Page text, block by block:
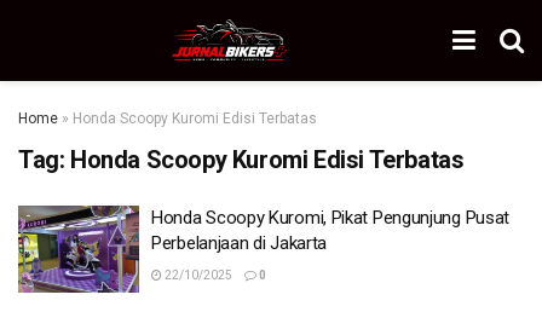
Home » Honda Scoopy Kuromi Edisi Terbatas
Tag: Honda Scoopy Kuromi Edisi Terbatas
Honda Scoopy Kuromi, Pikat Pengunjung Pusat
Perbelanjaan di Jakarta
22/10/2025 0